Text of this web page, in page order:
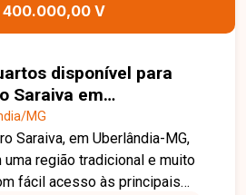
400.000,00 V
disponível para
Saraiva em
MG
Saraiva, em Uberlândia-MG,
região tradicional e muito
fácil acesso às principais